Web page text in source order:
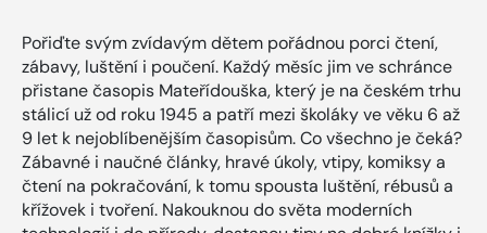
Pořiďte svým zvídavým dětem pořádnou porci čtení,
zábavy, luštění i poučení. Každý měsíc jim ve schránce
přistane časopis Mateřídouška, který je na českém trhu
stálicí už od roku 1945 a patří mezi školáky ve věku 6 až
9 let k nejoblíbenějším časopisům. Co všechno je čeká?
Zábavné i naučné články, hravé úkoly, vtipy, komiksy a
čtení na pokračování, k tomu spousta luštění, rébusů a
křížovek i tvoření. Nakouknou do světa moderních